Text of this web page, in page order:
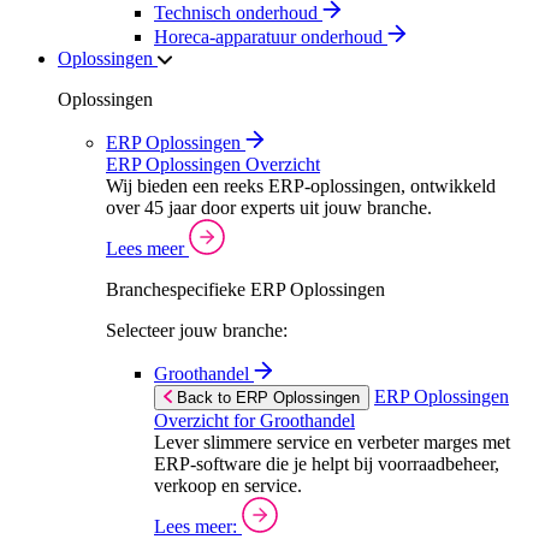
Technisch onderhoud
Horeca-apparatuur onderhoud
Oplossingen
Oplossingen
ERP Oplossingen
ERP Oplossingen Overzicht
Wij bieden een reeks ERP-oplossingen, ontwikkeld
over 45 jaar door experts uit jouw branche.
Lees meer
Branchespecifieke ERP Oplossingen
Selecteer jouw branche:
Groothandel
Back to ERP Oplossingen
ERP Oplossingen
Overzicht for Groothandel
Lever slimmere service en verbeter marges met
ERP-software die je helpt bij voorraadbeheer,
verkoop en service.
Lees meer: